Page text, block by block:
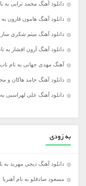
دانلود آهنگ محمد ترابی به
دانلود آهنگ هامون قارون به
دانلود آهنگ میثم شکری ساز
دانلود آهنگ آرون افشار به
آهنگ مهدی جهانی به نام ناب
دانلود آهنگ حامد هاکان و
دانلود آهنگ علی لهراسبی به
به زودی
دانلود آهنگ دیجی مهربد به نام
مسعود صادقلو به نام آهنربا